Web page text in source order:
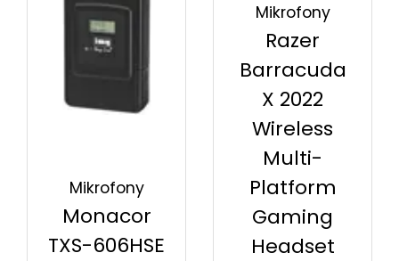
Mikrofony
Monacor
TXS-606HSE
Mikrofony
Razer
Barracuda
X 2022
Wireless
Multi-
Platform
Gaming
Headset